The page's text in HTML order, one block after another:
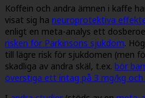
Koffein och andra ämnen i kaffe
visat sig ha neuroprotektiva
enligt en meta-analys ett
risken för Parkinsons sjukdom.
till lägre risk för sjukdomen (men
skadliga av andra skäl, t.ex. bör
överstiga ett intag på 3 mg/kg och